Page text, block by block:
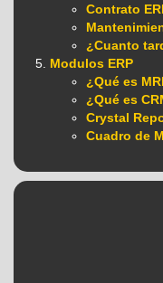
Contrato
¿Cuanto
Modulos ERP
¿Qué es
¿Qué es
Crystal
Cuadro de